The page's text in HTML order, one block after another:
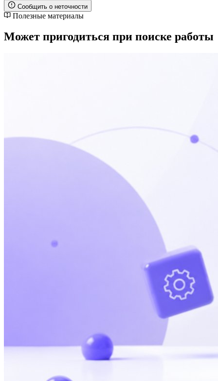
Сообщить о неточности
Полезные материалы
Может пригодиться при поиске работы